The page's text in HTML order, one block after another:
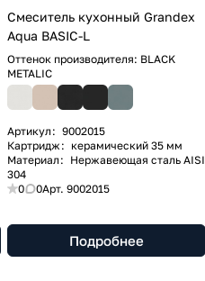
Смеситель кухонный Grandex
Aqua BASIC-L
0 0Арт. 9002015
Оттенок производителя: BLACK
METALIC
Артикул : 9002015
Картридж : керамический 35 мм
Материал : Нержавеющая сталь AISI
304
Подробнее